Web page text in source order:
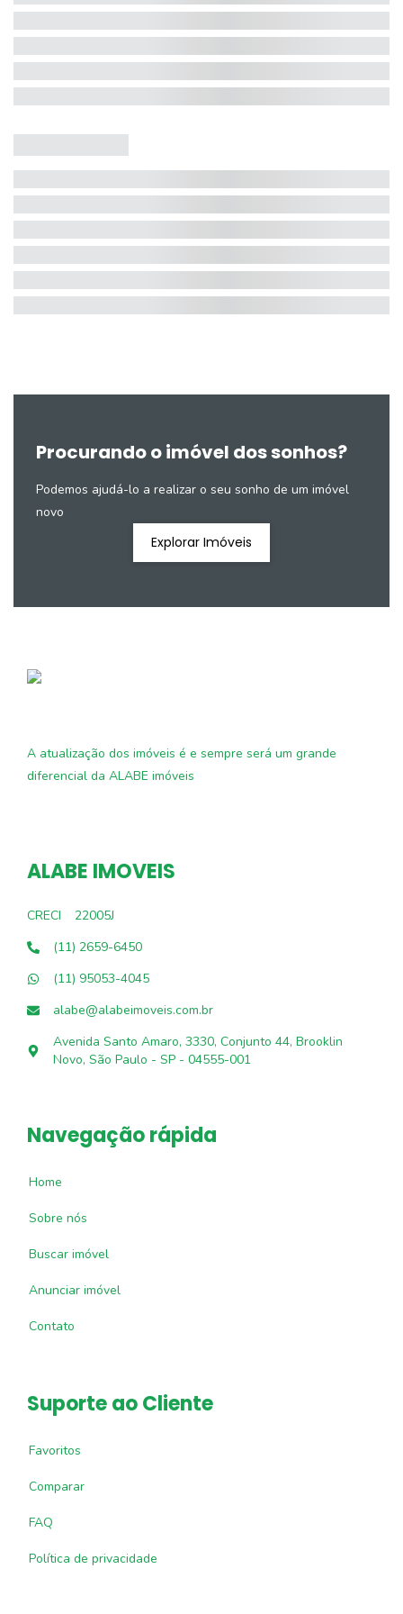
Procurando o imóvel dos sonhos?
Podemos ajudá-lo a realizar o seu sonho de um imóvel
novo
Explorar Imóveis
A atualização dos imóveis é e sempre será um grande
diferencial da ALABE imóveis
ALABE IMOVEIS
CRECI
22005J
(11) 2659-6450
(11) 95053-4045
alabe@alabeimoveis.com.br
Avenida Santo Amaro, 3330, Conjunto 44, Brooklin
Novo, São Paulo - SP - 04555-001
Navegação rápida
Home
Sobre nós
Buscar imóvel
Anunciar imóvel
Contato
Suporte ao Cliente
Favoritos
Comparar
FAQ
Política de privacidade